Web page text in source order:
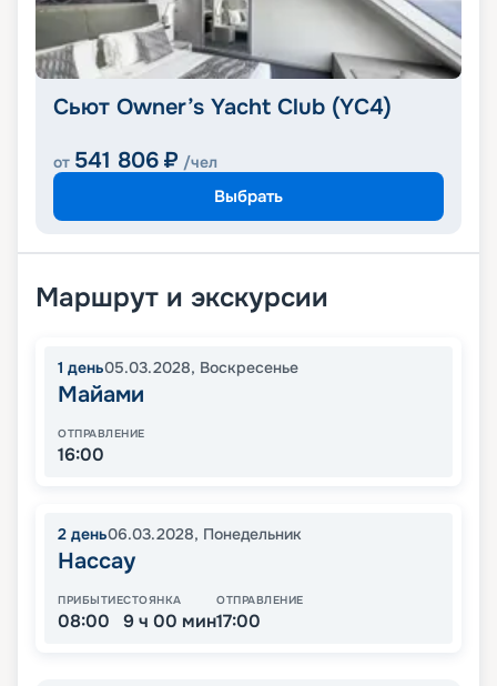
Сьют Owner’s Yacht Club (YC4)
от 541 806 ₽ /чел
Выбрать
Маршрут и экскурсии
1 день05.03.2028, Воскресенье
Майами
ОТПРАВЛЕНИЕ
16:00
2 день06.03.2028, Понедельник
Нассау
ПРИБЫТИЕ
08:00
СТОЯНКА
9 ч 00 мин
ОТПРАВЛЕНИЕ
17:00